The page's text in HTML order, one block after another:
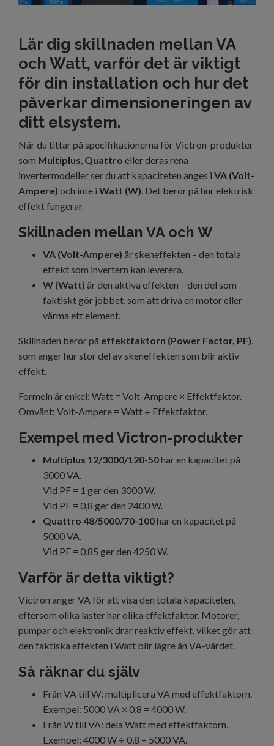
Lär dig skillnaden mellan VA
och Watt, varför det är viktigt
för din installation och hur det
påverkar dimensioneringen av
ditt elsystem.
När du tittar på specifikationerna för Victron-produkter
som Multiplus, Quattro eller deras rena
invertermodeller ser du att kapaciteten anges i VA (Volt-
Ampere) och inte i Watt (W). Det beror på hur elektrisk
effekt fungerar.
Skillnaden mellan VA och W
VA (Volt-Ampere) är skeneffekten – den totala
effekt som invertern kan leverera.
W (Watt) är den aktiva effekten – den del som
faktiskt gör jobbet, som att driva en motor eller
värma ett element.
Skillnaden beror på effektfaktorn (Power Factor, PF),
som anger hur stor del av skeneffekten som blir aktiv
effekt.
Formeln är enkel: Watt = Volt-Ampere × Effektfaktor.
Omvänt: Volt-Ampere = Watt ÷ Effektfaktor.
Exempel med Victron-produkter
Multiplus 12/3000/120-50har en kapacitet på
3000 VA.
Vid PF = 1 ger den 3000 W.
Vid PF = 0,8 ger den 2400 W.
Quattro 48/5000/70-100har en kapacitet på
5000 VA.
Vid PF = 0,85 ger den 4250 W.
Varför är detta viktigt?
Victron anger VA för att visa den totala kapaciteten,
eftersom olika laster har olika effektfaktor. Motorer,
pumpar och elektronik drar reaktiv effekt, vilket gör att
den faktiska effekten i Watt blir lägre än VA-värdet.
Så räknar du själv
Från VA till W: multiplicera VA med effektfaktorn.
Exempel: 5000 VA × 0,8 = 4000 W.
Från W till VA: dela Watt med effektfaktorn.
Exempel: 4000 W ÷ 0,8 = 5000 VA.